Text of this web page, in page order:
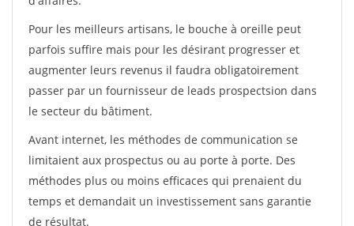
Pour les meilleurs artisans, le bouche à oreille peut
parfois suffire mais pour les désirant progresser et
augmenter leurs revenus il faudra obligatoirement
passer par un fournisseur de leads prospectsion dans
le secteur du bâtiment.
Avant internet, les méthodes de communication se
limitaient aux prospectus ou au porte à porte. Des
méthodes plus ou moins efficaces qui prenaient du
temps et demandait un investissement sans garantie
de résultat.